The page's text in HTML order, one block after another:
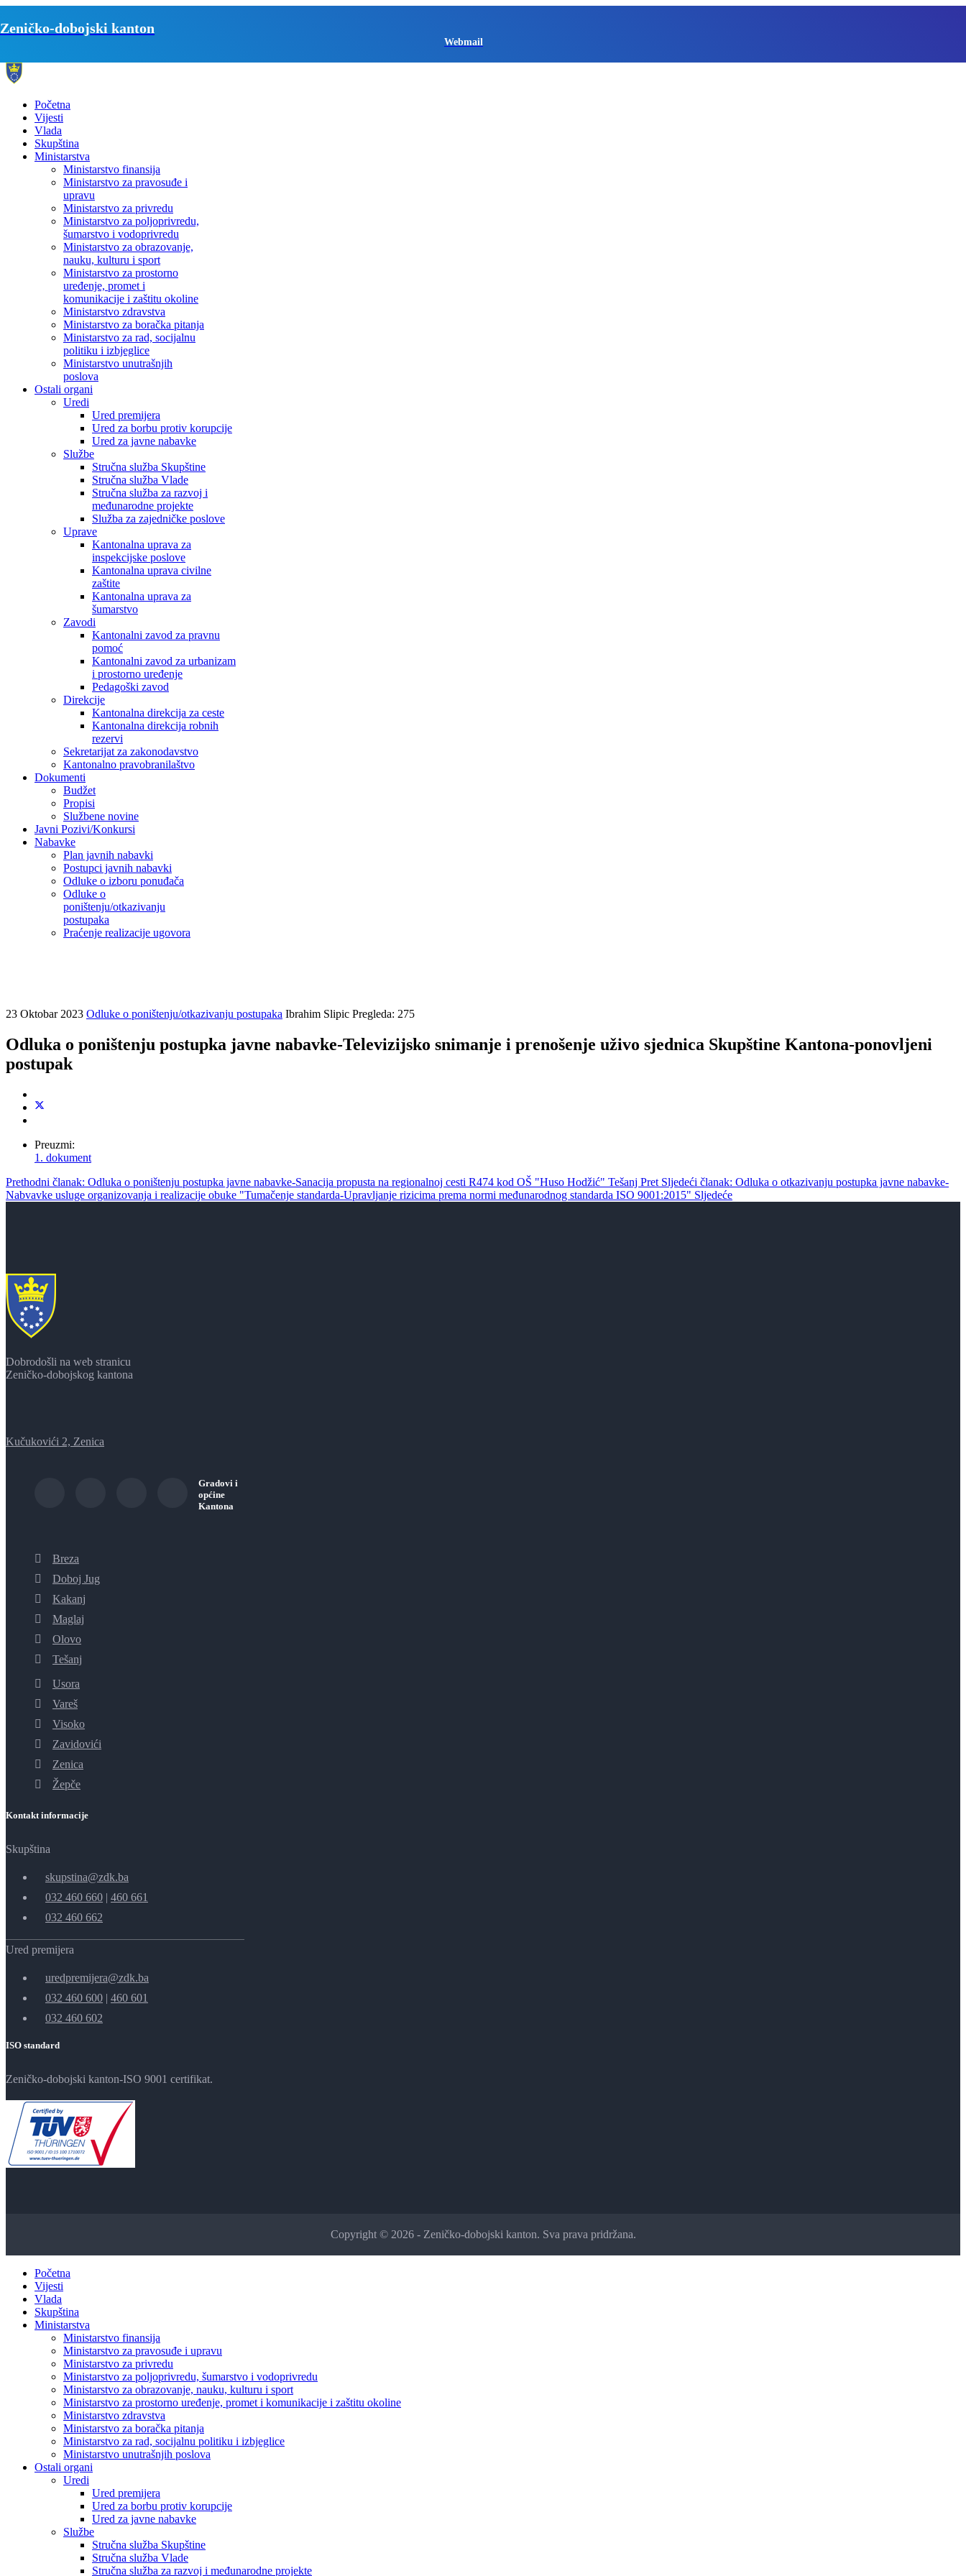
Zeničko-dobojski kanton
Webmail
Početna
Vijesti
Vlada
Skupština
Ministarstva
Ministarstvo finansija
Ministarstvo za pravosuđe i
upravu
Ministarstvo za privredu
Ministarstvo za poljoprivredu,
šumarstvo i vodoprivredu
Ministarstvo za obrazovanje,
nauku, kulturu i sport
Ministarstvo za prostorno
uređenje, promet i
komunikacije i zaštitu okoline
Ministarstvo zdravstva
Ministarstvo za boračka pitanja
Ministarstvo za rad, socijalnu
politiku i izbjeglice
Ministarstvo unutrašnjih
poslova
Ostali organi
Uredi
Ured premijera
Ured za borbu protiv korupcije
Ured za javne nabavke
Službe
Stručna služba Skupštine
Stručna služba Vlade
Stručna služba za razvoj i
međunarodne projekte
Služba za zajedničke poslove
Uprave
Kantonalna uprava za
inspekcijske poslove
Kantonalna uprava civilne
zaštite
Kantonalna uprava za
šumarstvo
Zavodi
Kantonalni zavod za pravnu
pomoć
Kantonalni zavod za urbanizam
i prostorno uređenje
Pedagoški zavod
Direkcije
Kantonalna direkcija za ceste
Kantonalna direkcija robnih
rezervi
Sekretarijat za zakonodavstvo
Kantonalno pravobranilaštvo
Dokumenti
Budžet
Propisi
Službene novine
Javni Pozivi/Konkursi
Nabavke
Plan javnih nabavki
Postupci javnih nabavki
Odluke o izboru ponuđača
Odluke o
poništenju/otkazivanju
postupaka
Praćenje realizacije ugovora
23 Oktobar 2023 Odluke o poništenju/otkazivanju postupaka Ibrahim Slipic Pregleda: 275
Odluka o poništenju postupka javne nabavke-Televizijsko snimanje i prenošenje uživo sjednica Skupštine Kantona-ponovljeni
postupak
Preuzmi:
1. dokument
Prethodni članak: Odluka o poništenju postupka javne nabavke-Sanacija propusta na regionalnoj cesti R474 kod OŠ "Huso Hodžić" Tešanj Pret Sljedeći članak: Odluka o otkazivanju postupka javne nabavke-
Nabvavke usluge organizovanja i realizacije obuke "Tumačenje standarda-Upravljanje rizicima prema normi međunarodnog standarda ISO 9001:2015" Sljedeće
Dobrodošli na web stranicu
Zeničko-dobojskog kantona
Kučukovići 2, Zenica
Gradovi i
općine
Kantona
Breza
Doboj Jug
Kakanj
Maglaj
Olovo
Tešanj
Usora
Vareš
Visoko
Zavidovići
Zenica
Žepče
Kontakt informacije
Skupština
skupstina@zdk.ba
032 460 660 | 460 661
032 460 662
Ured premijera
uredpremijera@zdk.ba
032 460 600 | 460 601
032 460 602
ISO standard
Zeničko-dobojski kanton-ISO 9001 certifikat.
Copyright © 2026 - Zeničko-dobojski kanton. Sva prava pridržana.
Početna
Vijesti
Vlada
Skupština
Ministarstva
Ministarstvo finansija
Ministarstvo za pravosuđe i upravu
Ministarstvo za privredu
Ministarstvo za poljoprivredu, šumarstvo i vodoprivredu
Ministarstvo za obrazovanje, nauku, kulturu i sport
Ministarstvo za prostorno uređenje, promet i komunikacije i zaštitu okoline
Ministarstvo zdravstva
Ministarstvo za boračka pitanja
Ministarstvo za rad, socijalnu politiku i izbjeglice
Ministarstvo unutrašnjih poslova
Ostali organi
Uredi
Ured premijera
Ured za borbu protiv korupcije
Ured za javne nabavke
Službe
Stručna služba Skupštine
Stručna služba Vlade
Stručna služba za razvoj i međunarodne projekte